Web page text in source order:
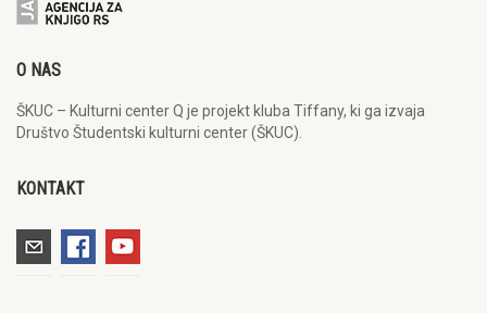
O NAS
ŠKUC – Kulturni center Q je projekt kluba Tiffany, ki ga izvaja
Društvo Študentski kulturni center (ŠKUC).
KONTAKT